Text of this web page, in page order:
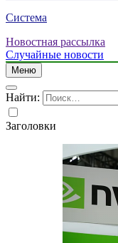
Система
Новостная рассылка
Случайные новости
Меню
Найти:
Заголовки